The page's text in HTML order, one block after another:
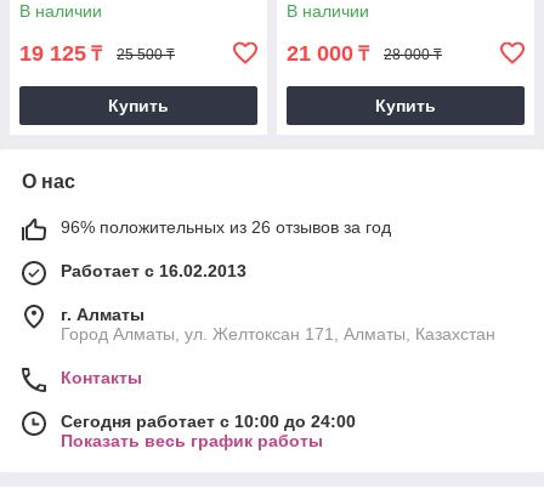
В наличии
19 125 ₸ 25 500 ₸
Купить
В наличии
21 000 ₸ 28 000 ₸
Купить
О нас
96% положительных из 26 отзывов за год
Работает с 16.02.2013
г. Алматы
Город Алматы, ул. Желтоксан 171, Алматы, Казахстан
Контакты
Сегодня работает с 10:00 до 24:00
Показать весь график работы